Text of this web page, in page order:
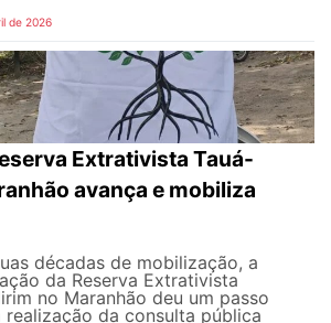
de 2026
Extrativista Tauá-
avança e mobiliza
décadas de mobilização, a
da Reserva Extrativista
no Maranhão deu um passo
da consulta pública